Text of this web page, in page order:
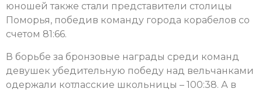
юношей также стали представители столицы
Поморья, победив команду города корабелов со
счетом 81:66.
В борьбе за бронзовые награды среди команд
девушек убедительную победу над вельчанками
одержали котласские школьницы – 100:38. А в